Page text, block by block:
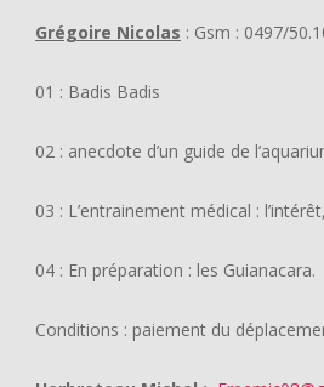
Grégoire Nicolas : Gsm : 0497/
01 : Badis Badis
02 : anecdote d’un guide de
03 : L’entrainement médical :
04 : En préparation : les Guianacara.
Conditions : paiement du